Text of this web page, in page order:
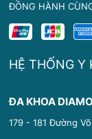
ĐỒNG HÀNH
HỆ THỐNG Y
ĐA KHOA
179 - 181 Đường